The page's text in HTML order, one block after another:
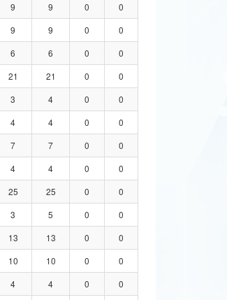
9 9 0
0
9 9 0
0
6 6 0
0
21 21 0
0
3 4 0
0
4 4 0
0
7 7 0
0
4 4 0
0
25 25 0
0
3 5 0
0
13 13 0
0
10 10 0
0
4 4 0
0